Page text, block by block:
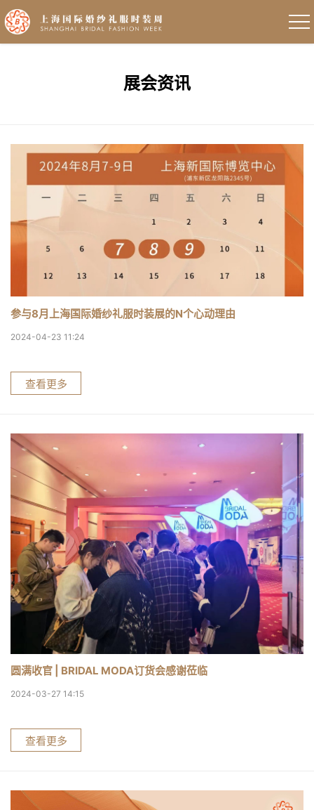
展会资讯
参与8月上海国际婚纱礼服时装展的N个心动理由
2024-04-23 11:24
查看更多
圆满收官 | BRIDAL MODA订货会感谢莅临
2024-03-27 14:15
查看更多